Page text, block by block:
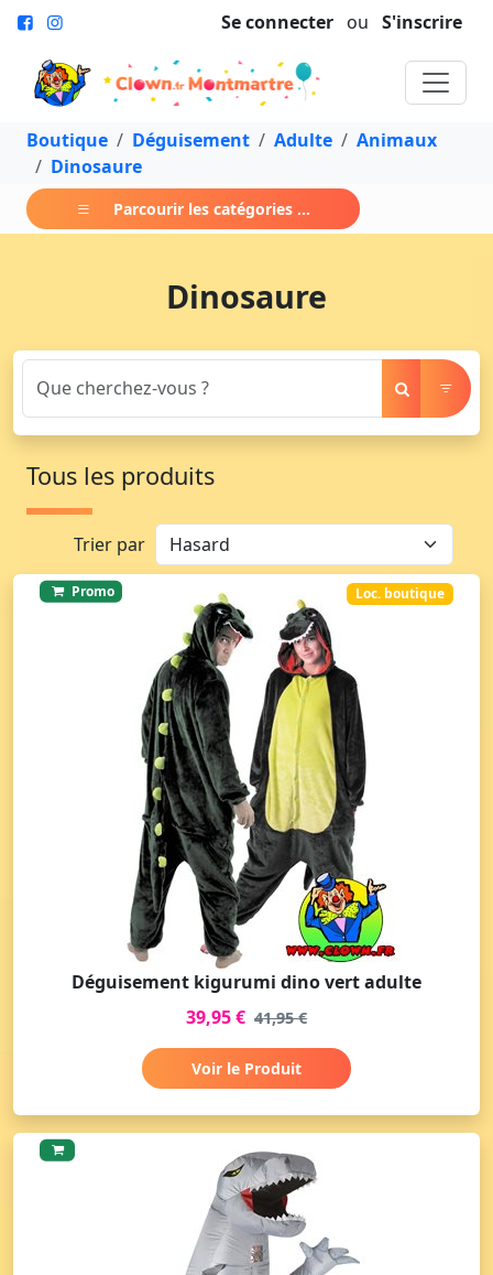
Se connecter ou S'inscrire
Boutique Déguisement Adulte
Animaux
Dinosaure
Parcourir les catégories ...
Dinosaure
Tous les produits
Trier par
Promo Loc. boutique
Déguisement kigurumi dino vert adulte
39,95 € 41,95 €
Voir le Produit